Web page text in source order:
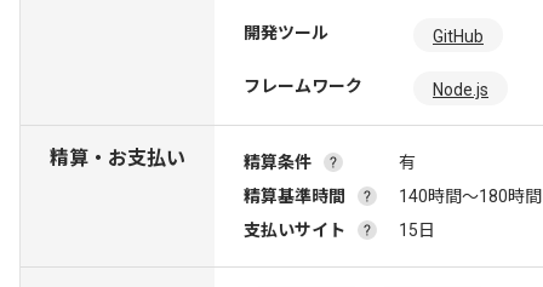
開発ツール GitHub
フレームワーク Node.js
精算・お支払い 精算条件
有
精算基準時間
140時間〜180時間
支払いサイト
15日